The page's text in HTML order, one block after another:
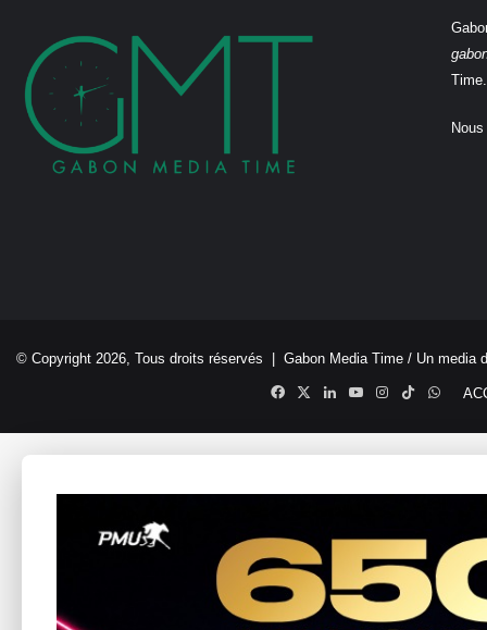
Time.
© Copyright 2026, Tous droits réservés | Gabon Media Time / Un media
Facebook
X LinkedinYouTubeInstagram
TikTok